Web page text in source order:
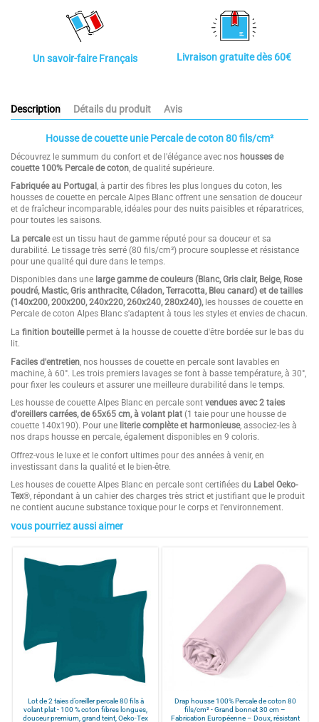
Un savoir-faire Français Livraison gratuite dès 60€
Description Détails du produit Avis
Housse de couette unie Percale de coton 80 fils/cm²
Découvrez le summum du confort et de l'élégance avec nos housses de
couette 100% Percale de coton , de qualité supérieure.
Fabriquée au Portugal , à partir des fibres les plus longues du coton, les
housses de couette en percale Alpes Blanc offrent une sensation de douceur
et de fraîcheur incomparable, idéales pour des nuits paisibles et réparatrices,
pour toutes les saisons.
La percaleest un tissu haut de gamme réputé pour sa douceur et sa
durabilité. Le tissage très serré (80 fils/cm²) procure souplesse et résistance
pour une qualité qui dure dans le temps.
Disponibles dans une large gamme de couleurs (Blanc, Gris clair, Beige, Rose
poudré, Mastic, Gris anthracite, Céladon, Terracotta, Bleu canard) et de tailles
(140x200, 200x200, 240x220, 260x240, 280x240),les housses de couette en
Percale de coton Alpes Blanc s'adaptent à tous les styles et envies de chacun.
La finition bouteillepermet à la housse de couette d'être bordée sur le bas du
lit.
Faciles d'entretien , nos housses de couette en percale sont lavables en
machine, à 60°. Les trois premiers lavages se font à basse température, à 30°,
pour fixer les couleurs et assurer une meilleure durabilité dans le temps.
Les housse de couette Alpes Blanc en percale sont vendues avec 2 taies
d'oreillers carrées, de 65x65 cm, à volant plat (1 taie pour une housse de
couette 140x190). Pour une literie complète et harmonieuse, associez-les à
nos draps housse en percale, également disponibles en 9 coloris.
Offrez-vous le luxe et le confort ultimes pour des années à venir, en
investissant dans la qualité et le bien-être.
Les houses de couette Alpes Blanc en percale sont certifiées du Label Oeko-
Tex®, répondant à un cahier des charges très strict et justifiant que le produit
ne contient aucune substance toxique pour le corps et l'environnement.
Composition 100 % Percale de coton
Couleurs
Mastic, Gris anthracite, Céladon,
Terracotta, Bleu canard
Finition
Tissage
Provenance Portugal
2 taies d'oreillers carrées
Points Forts 1
les plus longues fibres du coton. Tissu
respirant qui procure souplesse,
4.9
15
avis soumis à un
Voir tous les avis sur ce site
3étoiles
2étoiles
vous pourriez aussi aimer
Lot de 2 taies d’oreiller percale 80 fils à
volant plat - 100 % coton fibres longues,
douceur premium, grand teint, Oeko-Tex
Drap housse 100% Percale de coton 80
fils/cm² - Grand bonnet 30 cm –
Fabrication Européenne – Doux, résistant